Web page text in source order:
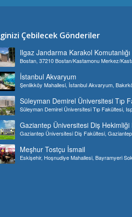
Çebilecek Gönderiler
Ilgaz Jandarma Karakol Komutanlığı
Bostan, 37210 Bostan/Kastamonu Merkez/
İstanbul Akvaryum
Şenlikköy Mahallesi, İstanbul Akvaryum,
Süleyman Demirel Üniversitesi Tıp
Süleyman Demirel Üniversitesi Tıp Fakültesi,
Gaziantep Üniversitesi Diş Hekimliği
Gaziantep Üniversitesi Diş Fakültesi,
Meşhur Tostçu İsmail
Eskişehir, Hoşnudiye Mahallesi, Bayramyeri